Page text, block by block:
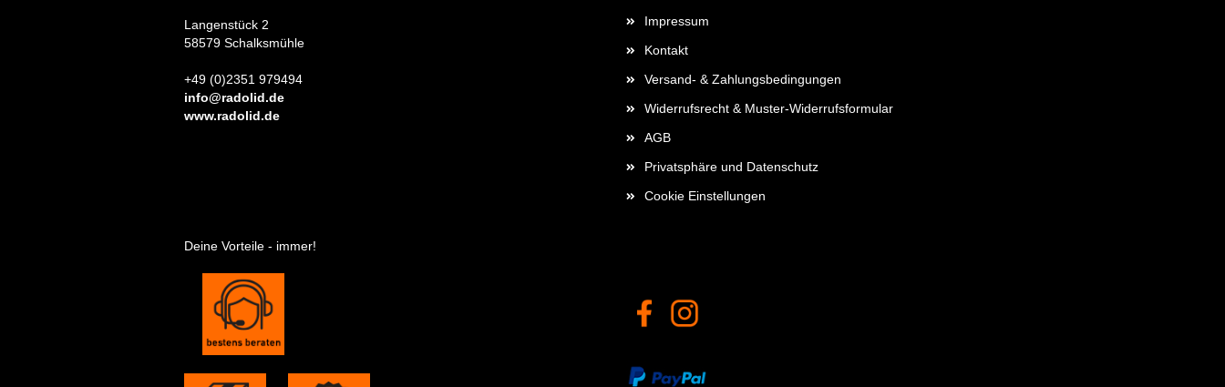
Langenstück 2
58579 Schalksmühle
+49 (0)2351 979494
info@radolid.de
www.radolid.de
Impressum
Kontakt
Versand- & Zahlungsbedingungen
Widerrufsrecht & Muster-Widerrufsformular
AGB
Privatsphäre und Datenschutz
Cookie Einstellungen
Deine Vorteile - immer!